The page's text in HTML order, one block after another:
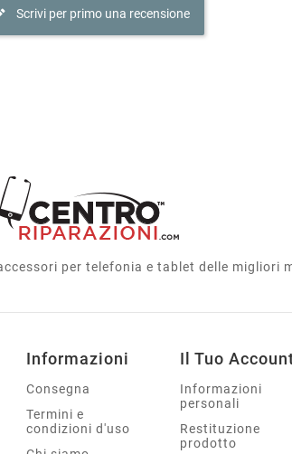
Scrivi per primo una recensione
per telefonia e tablet delle migliori
Informazioni
Consegna
Termini e
condizioni d'uso
Il Tuo
Informazioni
personali
Restituzione
prodotto